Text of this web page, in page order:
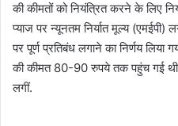
की कीमतों को नियंत्रित करने के लिए
प्याज पर न्यूनतम निर्यात मूल्य (एमईपी)
पर पूर्ण प्रतिबंध लगाने का निर्णय लिया
की कीमत 80-90 रुपये तक पहुंच गई थी.
लगीं.